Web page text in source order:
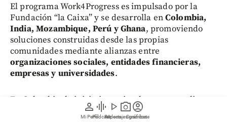
person
Mi Perfil
graphic_eq
Pódcast
play_arrow
Videos
photo_camera
Reportajes gráficos
account_circle
Suscríbete
El programa Work4Progress es impulsado por la
Fundación “la Caixa” y se desarrolla enColombia,
India, Mozambique, Perú y Ghana, promoviendo
soluciones construidas desde las propias
comunidades mediante alianzas entre
organizaciones sociales, entidades financieras,
empresas y universidades.
En Colombia, la iniciativa se implementa en alianza
Fundación Grupo SocialyFundación Visa.